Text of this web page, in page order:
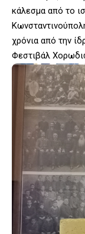
κάλεσμα από το
χρόνια από την
Φεστιβάλ